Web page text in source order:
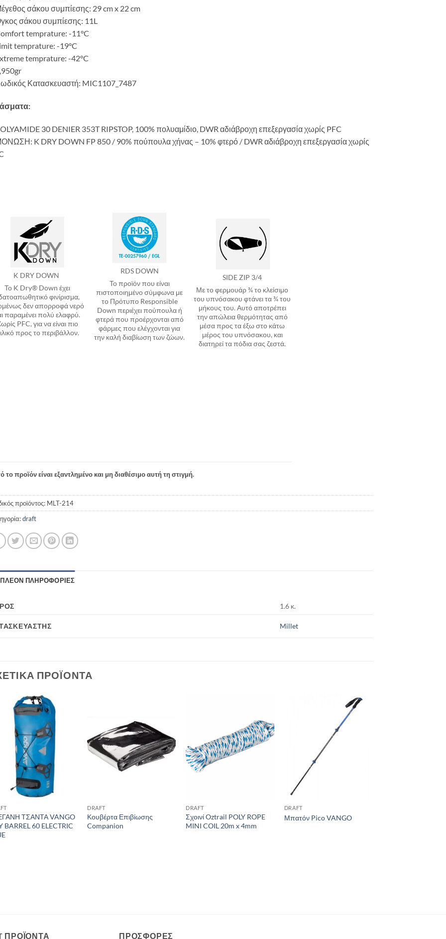
σάκου συμπίεσης: 29 cm x 22 cm
σάκου συμπίεσης: 11L
temprature: -11°C
temprature: -19°C
temprature: -42°C
Κατασκευαστή: MIC1107_7487
30 DENIER 353T RIPSTOP, 100% πολυαμίδιο, DWR αδιάβροχη επεξεργασία χωρίς PFC
K DRY DOWN FP 850 / 90% πούπουλα χήνας – 10% φτερό / DWR αδιάβροχη επεξεργασία χωρίς
K DRY DOWN
Το K Dry® Down έχει
φινίρισμα,
δεν απορροφά νερό
παραμένει πολύ ελαφρύ.
PFC, για να είναι πιο
προς το περιβάλλον.
RDS DOWN
Το προϊόν που είναι
πιστοποιημένο σύμφωνα με
το Πρότυπο Responsible
Down περιέχει πούπουλα ή
φτερά που προέρχονται από
φάρμες που ελέγχονται για
την καλή διαβίωση των ζώων.
SIDE ZIP 3/4
Με το φερμουάρ ¾ το κλείσιμο
του υπνόσακου φτάνει τα ¾ του
μήκους του. Αυτό αποτρέπει
την απώλεια θερμότητας από
μέσα προς τα έξω στο κάτω
μέρος του υπνόσακου, και
διατηρεί τα πόδια σας ζεστά.
το προϊόν είναι εξαντλημένο και μη διαθέσιμο αυτή τη στιγμή.
προϊόντος: MLT-214
draft
ΠΛΗΡΟΦΟΡΊΕΣ
1.6 κ.
Millet
ΠΡΟΪΌΝΤΑ
Add to
wishlist
ΤΣΑΝΤΑ VANGO
BARREL 60 ELECTRIC
wishlist
DRAFT
Κουβέρτα Επιβίωσης
Companion
Add to
wishlist
DRAFT
Σχοινί Oztrail POLY ROPE
MINI COIL 20m x 4mm
DRAFT
Μπατόν Pico VANGO
ΠΡΟΪΌΝΤΑ ΠΡΟΣΦΟΡΈΣ